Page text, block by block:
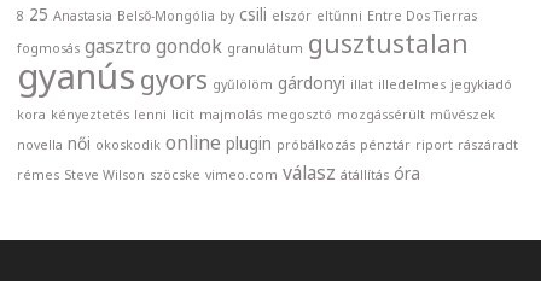
8 25 Anastasia Belső-Mongólia by csili elszór eltűnni Entre Dos Tierras
fogmosás gasztro gondok granulátum gusztustalan
gyanús gyors gyűlölöm gárdonyi illat illedelmes jegykiadó
kora kényeztetés lenni licit majmolás megosztó mozgássérült művészek
novella női okoskodik online plugin próbálkozás pénztár riport rászáradt
rémes Steve Wilson szöcske vimeo.com válasz átállítás óra